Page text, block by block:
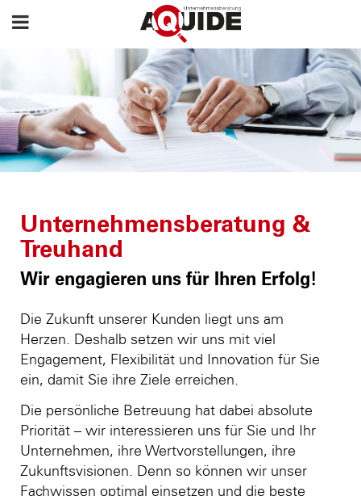
Unternehmensberatung &
Treuhand
Wir engagieren uns für Ihren Erfolg!
Die Zukunft unserer Kunden liegt uns am
Herzen. Deshalb setzen wir uns mit viel
Engagement, Flexibilität und Innovation für Sie
ein, damit Sie ihre Ziele erreichen.
Die persönliche Betreuung hat dabei absolute
Priorität – wir interessieren uns für Sie und Ihr
Unternehmen, ihre Wertvorstellungen, ihre
Zukunftsvisionen. Denn so können wir unser
Fachwissen optimal einsetzen und die beste